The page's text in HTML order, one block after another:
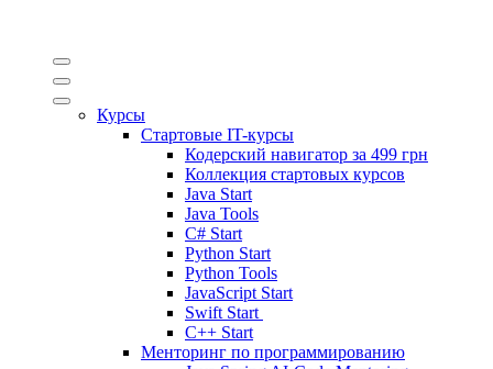
Курсы
Стартовые IT-курсы
Кодерский навигатор за 499 грн
Коллекция стартовых курсов
Java Start
Java Tools
C# Start
Python Start
Python Tools
JavaScript Start
Swift Start
C++ Start
Менторинг по программированию